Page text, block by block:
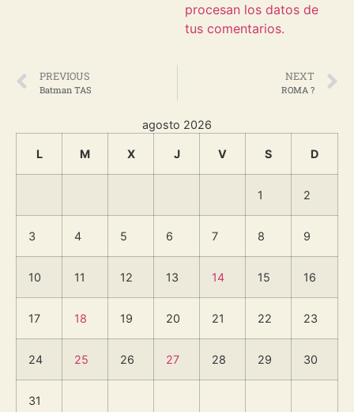
procesan los datos de
tus comentarios.
PREVIOUS
Batman TAS
NEXT
ROMA ?
agosto 2026
L M X J V S D
1 2
3 4 5 6 7 8 9
10 11 12 13 14 15 16
17 18 19 20 21 22 23
24 25 26 27 28 29 30
31